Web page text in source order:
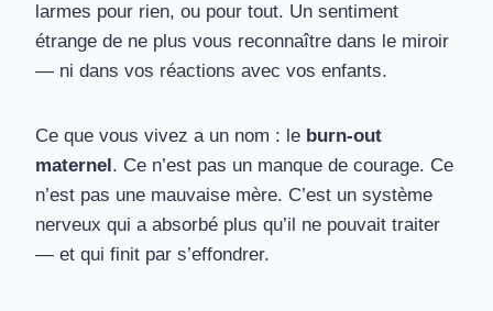
larmes pour rien, ou pour tout. Un sentiment
étrange de ne plus vous reconnaître dans le miroir
— ni dans vos réactions avec vos enfants.
Ce que vous vivez a un nom : le burn-out
maternel . Ce n’est pas un manque de courage. Ce
n’est pas une mauvaise mère. C’est un système
nerveux qui a absorbé plus qu’il ne pouvait traiter
— et qui finit par s’effondrer.